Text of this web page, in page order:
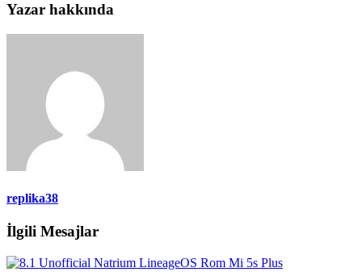
Yazar hakkında
replika38
İlgili Mesajlar